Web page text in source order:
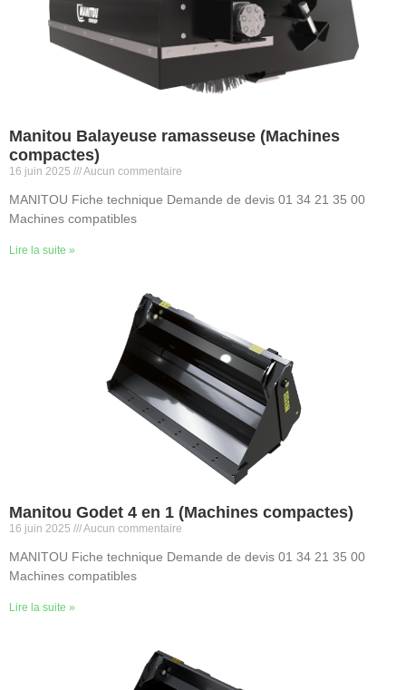
Manitou Balayeuse ramasseuse (Machines
compactes)
16 juin 2025 Aucun commentaire
MANITOU Fiche technique Demande de devis 01 34 21 35 00
Machines compatibles
Lire la suite »
Manitou Godet 4 en 1 (Machines compactes)
16 juin 2025 Aucun commentaire
MANITOU Fiche technique Demande de devis 01 34 21 35 00
Machines compatibles
Lire la suite »